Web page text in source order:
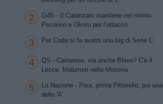
2
GdS - Il Catanzaro mantiene nel mirino
Pecorino e Okoro per l’attacco
3 Per Coda si fa avanti una big di Serie C
4
QS - Carrarese, via anche Bleve? C'è il
Lecce. Malumori nella tifoseria
5
La Nazione - Pisa: prima Pittarello, poi una
delle 'A'